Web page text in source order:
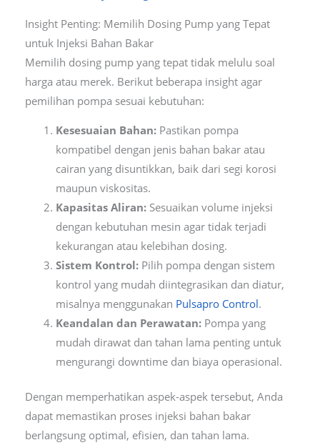
Insight Penting: Memilih Dosing Pump yang Tepat
untuk Injeksi Bahan Bakar
Memilih dosing pump yang tepat tidak melulu soal
harga atau merek. Berikut beberapa insight agar
pemilihan pompa sesuai kebutuhan:
Kesesuaian Bahan: Pastikan pompa
kompatibel dengan jenis bahan bakar atau
cairan yang disuntikkan, baik dari segi korosi
maupun viskositas.
Kapasitas Aliran: Sesuaikan volume injeksi
dengan kebutuhan mesin agar tidak terjadi
kekurangan atau kelebihan dosing.
Sistem Kontrol: Pilih pompa dengan sistem
kontrol yang mudah diintegrasikan dan diatur,
misalnya menggunakan Pulsapro Control.
Keandalan dan Perawatan: Pompa yang
mudah dirawat dan tahan lama penting untuk
mengurangi downtime dan biaya operasional.
Dengan memperhatikan aspek-aspek tersebut, Anda
dapat memastikan proses injeksi bahan bakar
berlangsung optimal, efisien, dan tahan lama.